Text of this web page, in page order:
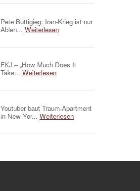
Pete Buttigieg: Iran-Krieg ist nur
Ablen... Weiterlesen
FKJ – „How Much Does It
Take... Weiterlesen
Youtuber baut Traum-Apartment
in New Yor... Weiterlesen